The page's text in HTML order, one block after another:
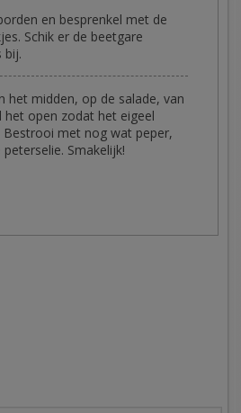
en besprenkel met de
Schik er de beetgare
bij.
het midden, op de salade, van
het open zodat het eigeel
Bestrooi met nog wat peper,
Smakelijk!